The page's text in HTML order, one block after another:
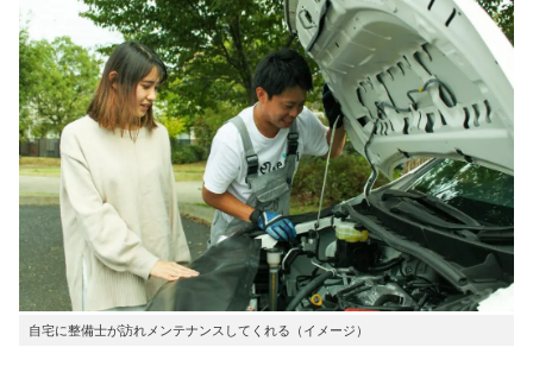
自宅に整備士が訪れメンテナンスしてくれる（イメージ）